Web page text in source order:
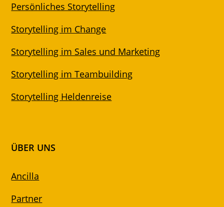
Persönliches Storytelling
Storytelling im Change
Storytelling im Sales und Marketing
Storytelling im Teambuilding
Storytelling Heldenreise
ÜBER UNS
Ancilla
Partner